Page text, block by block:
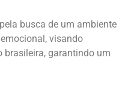
busca de um ambiente
visando
brasileira, garantindo um